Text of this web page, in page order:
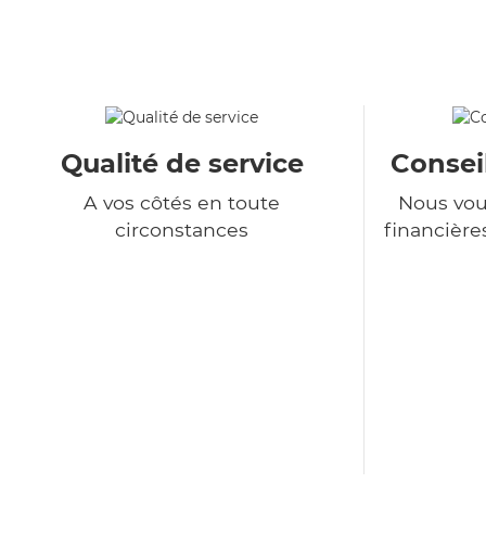
Qualité de service
A vos côtés en toute
circonstances
Nous